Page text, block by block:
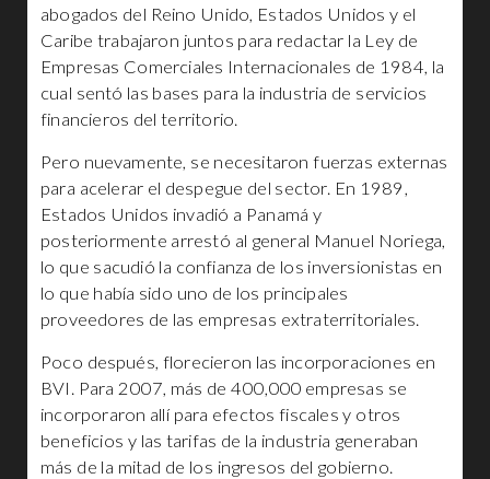
abogados del Reino Unido, Estados Unidos y el
Caribe trabajaron juntos para redactar la Ley de
Empresas Comerciales Internacionales de 1984, la
cual sentó las bases para la industria de servicios
financieros del territorio.
Pero nuevamente, se necesitaron fuerzas externas
para acelerar el despegue del sector. En 1989,
Estados Unidos invadió a Panamá y
posteriormente arrestó al general Manuel Noriega,
lo que sacudió la confianza de los inversionistas en
lo que había sido uno de los principales
proveedores de las empresas extraterritoriales.
Poco después, florecieron las incorporaciones en
BVI. Para 2007, más de 400,000 empresas se
incorporaron allí para efectos fiscales y otros
beneficios y las tarifas de la industria generaban
más de la mitad de los ingresos del gobierno.